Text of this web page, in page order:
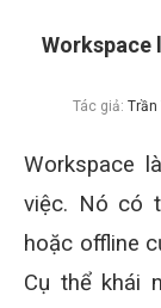
Workspace
Tác giả: Trần
Workspace
việc. Nó có
hoặc offline
Cụ thể khái